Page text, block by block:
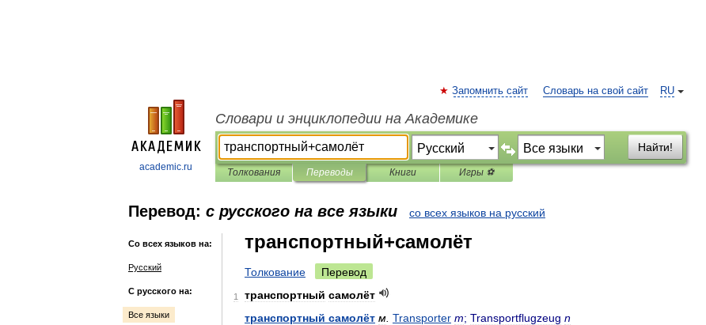
academic.ru
RU
Запомнить сайт Словарь на свой сайт
Словари и энциклопедии на Академике
Найти!
Толкования Переводы Книги Игры ⚽
Перевод: с русского на все языки со всех языков на русский
Со всех языков на:
Русский
С русского на:
Все языки
транспортный+самолёт
Толкование Перевод
1 транспортный самолёт
транспортный самолёт м Transporter m; Transportflugzeug n